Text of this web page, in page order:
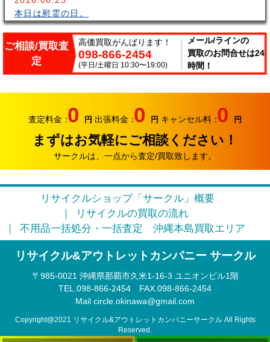
本日は慰霊の日。
2026.06.14
こんにちはサークルです。梅雨が長いですね～。雨の中
出張買取頑張ってます。
2026.06.07
り強化中です。
2026.05.17
おはようございます。リサイクルカンパニー サークル
2026.04.12
お久しぶりです。リサイクルカンパニー サークルで
そろそろ3月半ば。本格的に引っ越しシーズンに突入で
クルです。
ご相談/買取査
定
高価買取がんばります！
098-866-2454
(平日/土曜日 10:30〜19:00)
メール/ラインの
買取のお問合せは24
時間！
査定料金：0 円 出張料金：0 円 キャンセル料：0 円
まずはお気軽にご相談ください！
サークルは、一点から査定/買取致します。
リサイクルショップ「サークル」概要
リサイクルの買取の流れ
不用品一括処分・一括査定
沖縄本島買取エリア
リサイクル&アウトレットカンパニー サークル
〒985‐0021 沖縄県那覇市久米1-16-3 ユニオンビル1階
TEL.098-866-2454 FAX.098‐866‐2454
Mail circle.okinawa@gmail.com
Copyright@2021 リサイクル&アウトレットカンパニーサークル All Rights
Reserved.